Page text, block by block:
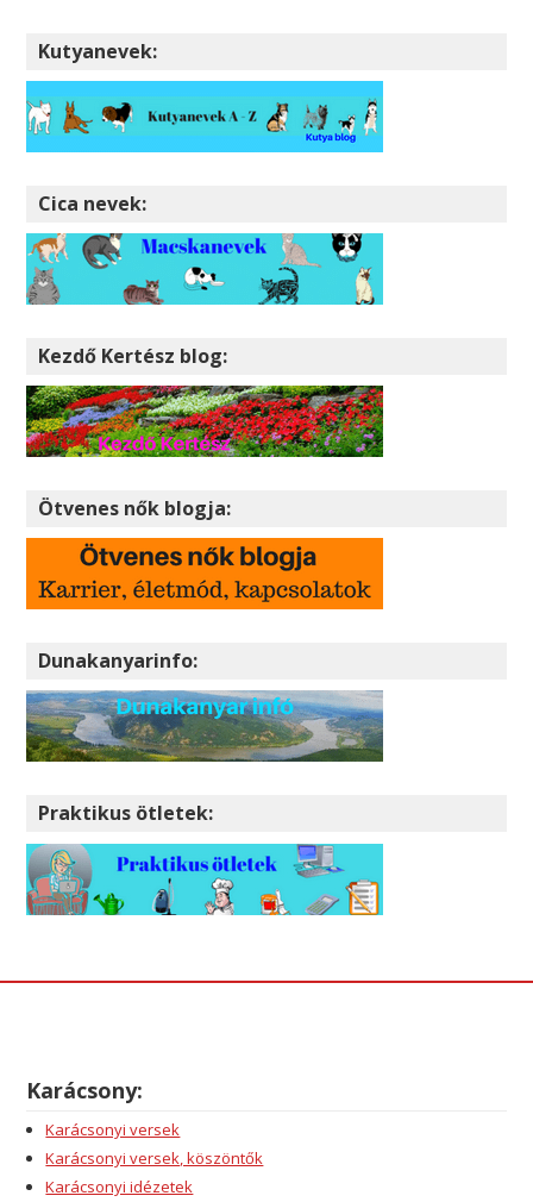
Kutyanevek:
Cica nevek:
Kezdő Kertész blog:
Ötvenes nők blogja:
Dunakanyarinfo:
Praktikus ötletek:
Karácsony:
Karácsonyi versek
Karácsonyi versek, köszöntők
Karácsonyi idézetek